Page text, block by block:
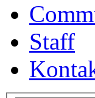
Staff